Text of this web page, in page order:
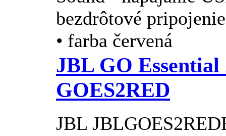
bezdrôtové
• farba červená
JBL GO
GOES2RED
JBL JBL